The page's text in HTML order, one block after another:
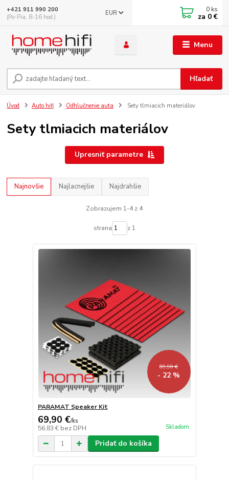
Menu
EUR
Hľadať
+421 911 990 200
(Po-Pia, 8-16 hod.)
0 ks
za 0 €
Úvod Auto hifi Odhlučnenie auta Sety tlmiacich materiálov
Sety tlmiacich materiálov
Upresniť parametre
Najnovšie Najlacnejšie Najdrahšie
Zobrazujem 1-4 z 4
strana z 1
89,90 €
- 22 %
PARAMAT Speaker Kit
69,90 €/ks
56,83 € bez DPH Skladom
Pridať do košíka